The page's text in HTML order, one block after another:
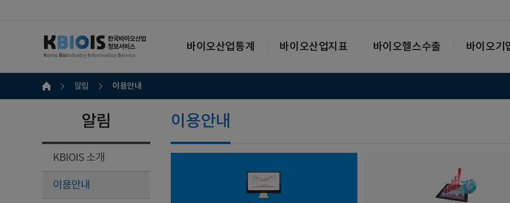
바이오산업통계 바이오산업지표 바이오헬스수출 바이오기
알림 이용안내
알림
KBIOIS 소개
이용안내
이용안내